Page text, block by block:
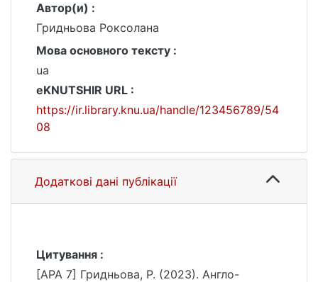
Автор(и) :
Гридньова Роксолана
Мова основного тексту :
ua
eKNUTSHIR URL :
https://ir.library.knu.ua/handle/123456789/54
08
Додаткові дані публікації
Цитування :
[APA 7] Гридньова, Р. (2023). Англо-